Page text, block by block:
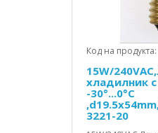
Код на продукта:
15W/
хладилник
-30°...0°C
3221-20